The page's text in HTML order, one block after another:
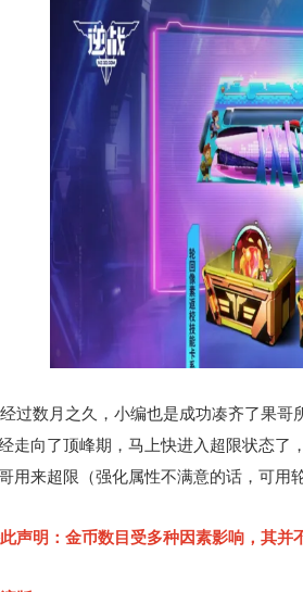
过数月之久，小编也是成功凑齐了果
走向了顶峰期，马上快进入超限状态了
用来超限（强化属性不满意的话，可用
声明：金币数目受多种因素影响，其并